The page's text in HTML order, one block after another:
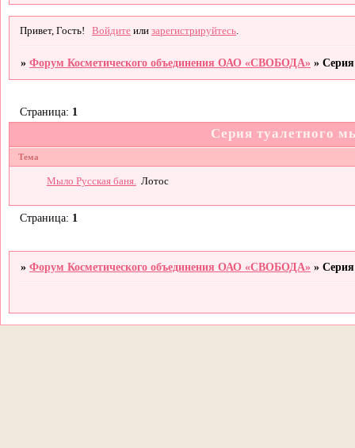
Привет, Гость! Войдите илизарегистрируйтесь
»Форум Косметического объединения ОАО «СВОБОДА» »
Серия туалетного
Страница: 1
Тема
Мыло Русская баня. Лотос
Страница: 1
»Форум Косметического объединения ОАО «СВОБОДА» »